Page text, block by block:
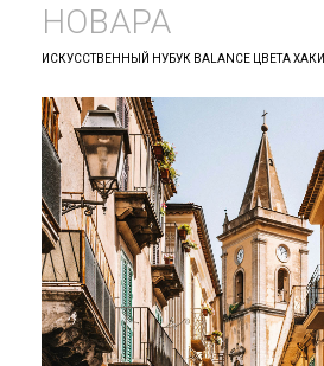
НОВАРА
ИСКУССТВЕННЫЙ НУБУК BALANCE ЦВЕТА ХАКИ